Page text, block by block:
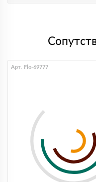
Арт. Flo-69777